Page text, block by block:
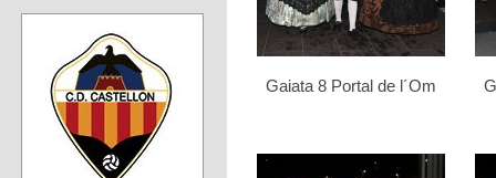
Gaiata 8 Portal de l´Om